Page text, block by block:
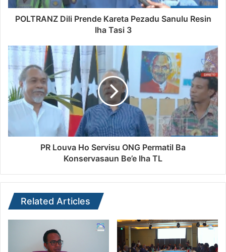
POLTRANZ Dili Prende Kareta Pezadu Sanulu Resin
Iha Tasi 3
PR Louva Ho Servisu ONG Permatil Ba
Konservasaun Be’e Iha TL
Related Articles